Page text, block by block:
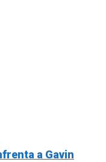
a Gavin